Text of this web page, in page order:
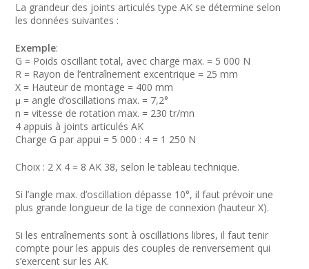
La grandeur des joints articulés type AK se détermine selon
les données suivantes :
Exemple:
G = Poids oscillant total, avec charge max. = 5 000 N
R = Rayon de l’entraînement excentrique = 25 mm
X = Hauteur de montage = 400 mm
μ = angle d’oscillations max. = 7,2°
n = vitesse de rotation max. = 230 tr/mn
4 appuis à joints articulés AK
Charge G par appui = 5 000 : 4 = 1 250 N
Choix : 2 X 4 = 8 AK 38, selon le tableau technique.
Si l’angle max. d’oscillation dépasse 10°, il faut prévoir une
plus grande longueur de la tige de connexion (hauteur X).
Si les entraînements sont à oscillations libres, il faut tenir
compte pour les appuis des couples de renversement qui
s’exercent sur les AK.